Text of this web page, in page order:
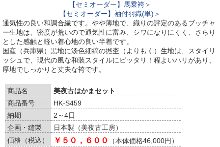
【セミオーダー】馬乗袴＞
【セミオーダー】袖付羽織(単)＞
通気性の良い和調合繊です。やや薄地で、織りの評定のあるブッチャ
ー生地は、密度が荒いので通気性に富み、シワになりにくく、さらり
とした感触と軽い着心地の良い半着です。
国産（兵庫県）黒地に淡色細縞の撚杢（よりもく）生地は、スタイリ
ッシュで、現代の風な和装スタイルにピッタリ！程よいハリがあり、
厚地でしっかりと丈夫な袴です。
商品名
美夜古はかまセット
商品番号
HK-S459
納期
2～4日
企画・縫製
日本製（美夜古工房）
価格（税込）
￥５０，６００ （本体価格46,000円）